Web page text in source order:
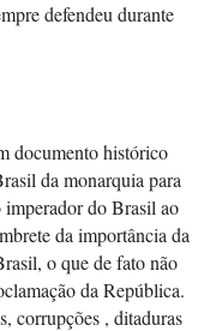
defendeu durante
documento histórico
da monarquia para
do Brasil ao
da importância da
o que de fato não
da República.
corrupções , ditaduras